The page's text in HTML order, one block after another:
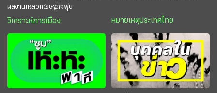
ผลงานเหลวเศรษฐกิจฟุบ
วิเคราะห์การเมือง หมายเหตุประเทศไทย